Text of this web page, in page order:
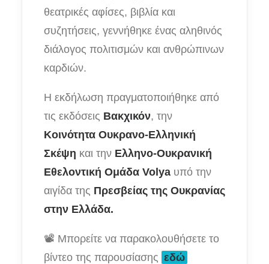
θεατρικές αφίσες, βιβλία και
συζητήσεις, γεννήθηκε ένας αληθινός
διάλογος πολιτισμών και ανθρώπινων
καρδιών.
Η εκδήλωση πραγματοποιήθηκε από
τις εκδόσεις Βακχικόν, την
Κοινότητα Ουκρανο-Ελληνική
Σκέψη και την Ελληνο-Ουκρανική
Εθελοντική Ομάδα Volya υπό την
αιγίδα της Πρεσβείας της Ουκρανίας
στην Ελλάδα.
📽 Μπορείτε να παρακολουθήσετε το
βίντεο της παρουσίασης εδώ